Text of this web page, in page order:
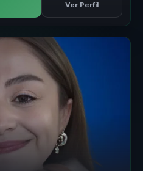
Ver Perfil